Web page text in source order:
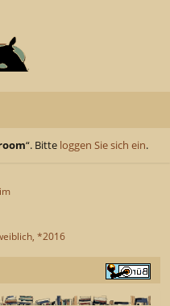
“. Bitte loggen Sie sich ein.
*2016